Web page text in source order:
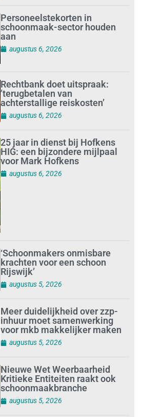
Personeelstekorten in
schoonmaak-sector houden
aan
augustus 6, 2026
Rechtbank doet uitspraak:
’terugbetalen van
achterstallige reiskosten’
augustus 6, 2026
25 jaar in dienst bij Hofkens
HIG: een bijzondere mijlpaal
voor Mark Hofkens
augustus 6, 2026
‘Schoonmakers onmisbare
krachten voor een schoon
Rijswijk’
augustus 5, 2026
Meer duidelijkheid over zzp-
inhuur moet samenwerking
voor mkb makkelijker maken
augustus 5, 2026
Nieuwe Wet Weerbaarheid
Kritieke Entiteiten raakt ook
schoonmaakbranche
augustus 5, 2026